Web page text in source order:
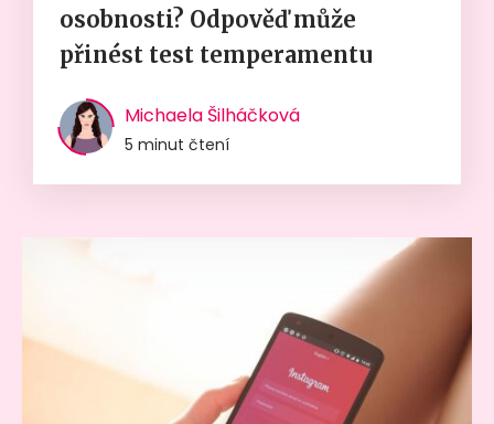
osobnosti? Odpověď může
přinést test temperamentu
Michaela Šilháčková
5 minut čtení